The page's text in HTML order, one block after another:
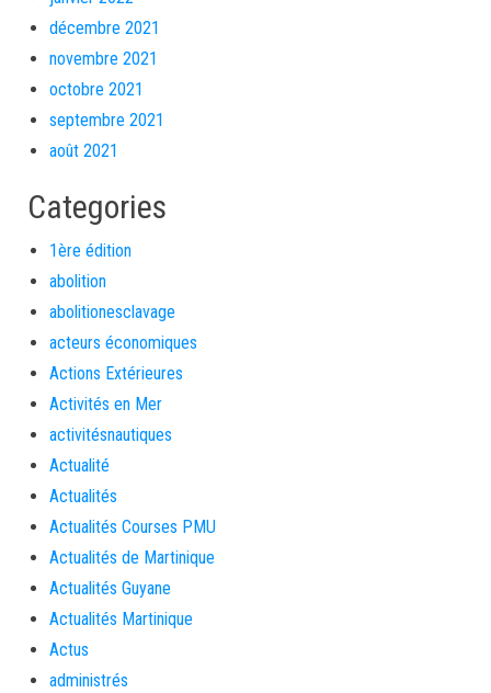
décembre 2021
novembre 2021
octobre 2021
septembre 2021
août 2021
Categories
1ère édition
abolition
abolitionesclavage
acteurs économiques
Actions Extérieures
Activités en Mer
activitésnautiques
Actualité
Actualités
Actualités Courses PMU
Actualités de Martinique
Actualités Guyane
Actualités Martinique
Actus
administrés